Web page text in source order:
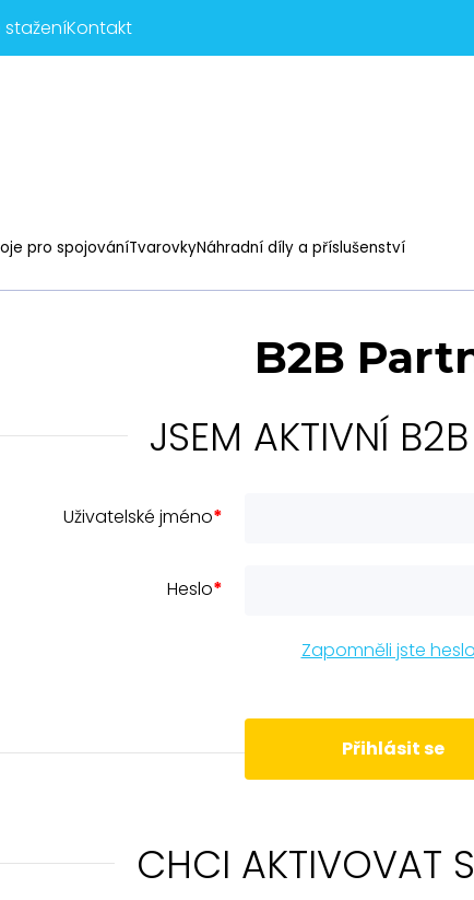
staženíKontakt
pro spojováníTvarovkyNáhradní díly a příslušenství
B2B
JSEM AKTIVNÍ
Uživatelské jméno*
Heslo*
Zapomněli jste
Přihlásit se
CHCI AKTIVOVAT